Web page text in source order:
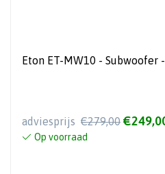
Eton ET-MW10 - Subwoofer
adviesprijs €279,00
Op voorraad